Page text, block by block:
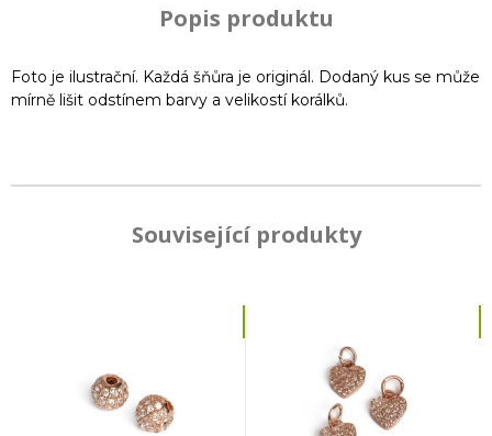
Popis produktu
Foto je ilustrační. Každá šňůra je originál. Dodaný kus se může
mírně lišit odstínem barvy a velikostí korálků.
Související produkty